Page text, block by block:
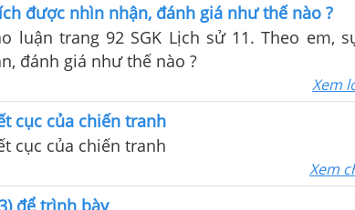
được nhìn nhận, đánh giá như thế nào ?
luận trang 92 SGK Lịch sử 11. Theo em,
đánh giá như thế nào ?
Xem
cục của chiến tranh
cục của chiến tranh
Xem
để trình bày